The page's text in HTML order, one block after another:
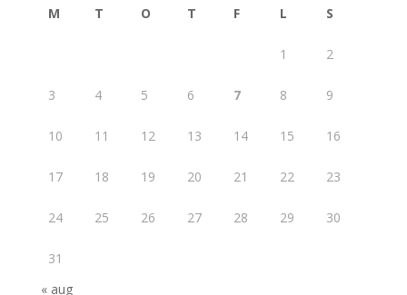
M T O T F L S
1 2
3 4 5 6 7 8 9
10 11 12 13 14 15 16
17 18 19 20 21 22 23
24 25 26 27 28 29 30
31
« aug